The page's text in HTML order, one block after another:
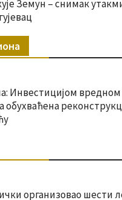
Земун – снимак
Инвестицијом вредном
организовао шести